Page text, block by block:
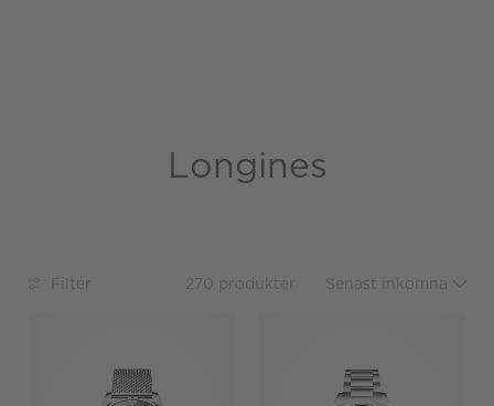
Longines
Filter 270 produkter